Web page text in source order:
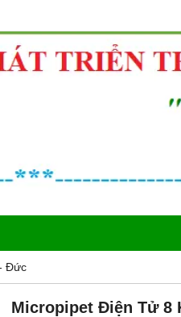
Đức
Micropipet Điện Tử 8